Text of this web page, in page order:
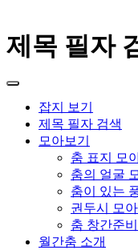
제목 필자
잡지 보기
제목 필자 검색
모아보기
춤 표지 모
춤의 얼굴
춤이 있는
권두시 모아
춤 창간준
월간춤 소개